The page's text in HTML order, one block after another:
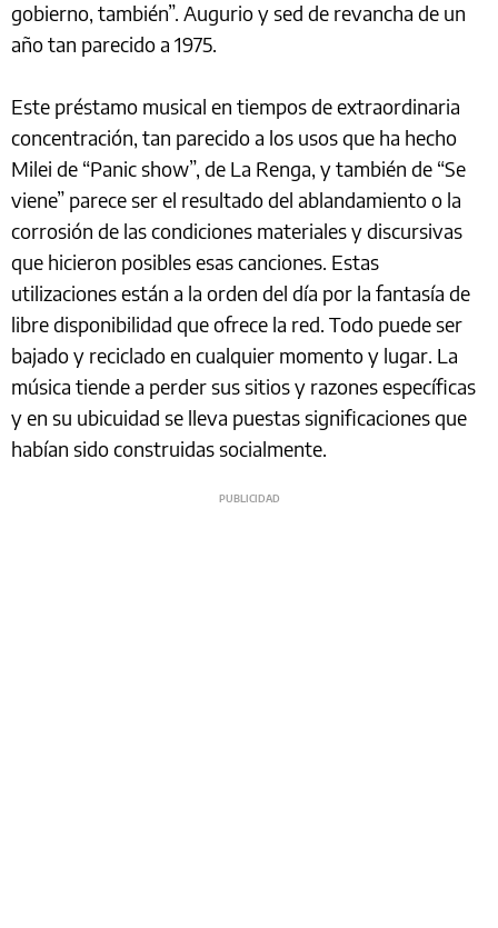
gobierno, también”. Augurio y sed de revancha de un
año tan parecido a 1975.
Este préstamo musical en tiempos de extraordinaria
concentración, tan parecido a los usos que ha hecho
Milei de “Panic show”, de La Renga, y también de “Se
viene” parece ser el resultado del ablandamiento o la
corrosión de las condiciones materiales y discursivas
que hicieron posibles esas canciones. Estas
utilizaciones están a la orden del día por la fantasía de
libre disponibilidad que ofrece la red. Todo puede ser
bajado y reciclado en cualquier momento y lugar. La
música tiende a perder sus sitios y razones específicas
y en su ubicuidad se lleva puestas significaciones que
habían sido construidas socialmente.